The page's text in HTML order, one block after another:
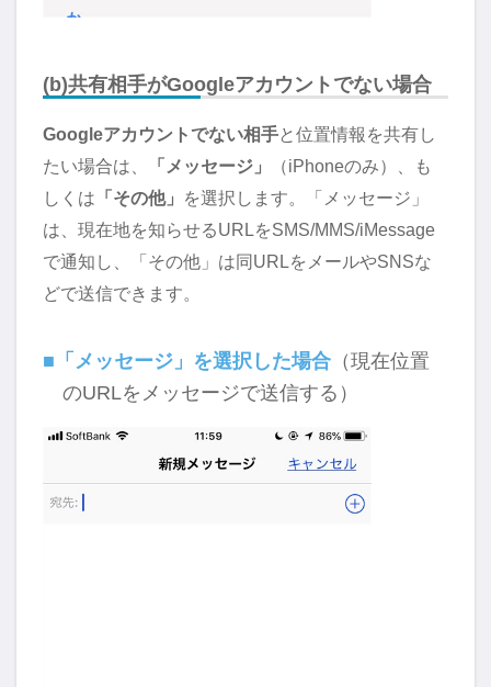
(b)共有相手がGoogleアカウントでない場合
Googleアカウントでない相手と位置情報を共有し
たい場合は、
「メッセージ」
（iPhoneのみ）、も
しくは 「その他」
を選択します。「メッセージ」
は、現在地を知らせるURLをSMS/MMS/iMessage
で通知し、「その他」は同URLをメールやSNSな
どで送信できます。
■「メッセージ」を選択した場合 （現在位置
のURLをメッセージで送信する）